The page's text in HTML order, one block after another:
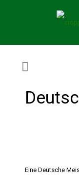
Eine Deutsche